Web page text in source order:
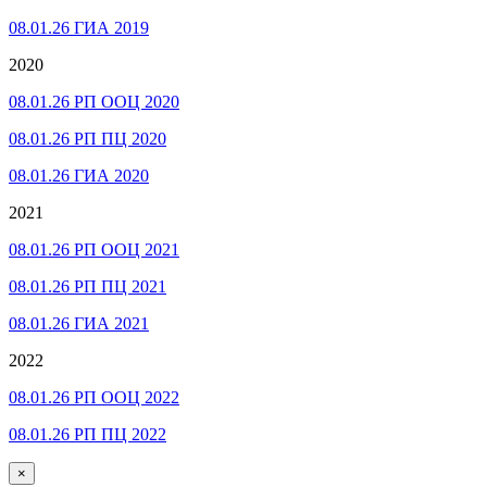
08.01.26 ГИА 2019
2020
08.01.26 РП ООЦ 2020
08.01.26 РП ПЦ 2020
08.01.26 ГИА 2020
2021
08.01.26 РП ООЦ 2021
08.01.26 РП ПЦ 2021
08.01.26 ГИА 2021
2022
08.01.26 РП ООЦ 2022
08.01.26 РП ПЦ 2022
×